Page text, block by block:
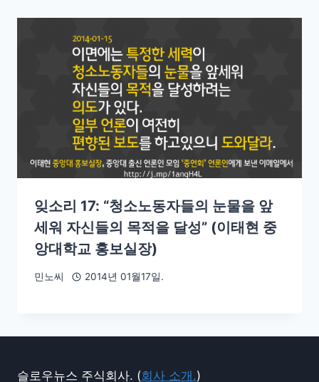
잊소리 17: “청소노동자들의 눈물을 앞
세워 자신들의 목적을 달성” (이태현 중
앙대학교 홍보실장)
민노씨 2014년 01월17일.
슬로우뉴스 주식회사. (회사 소개.)